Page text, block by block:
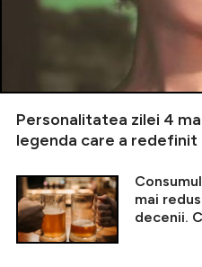
Personalitatea zilei 4
legenda care a
mai
decenii.